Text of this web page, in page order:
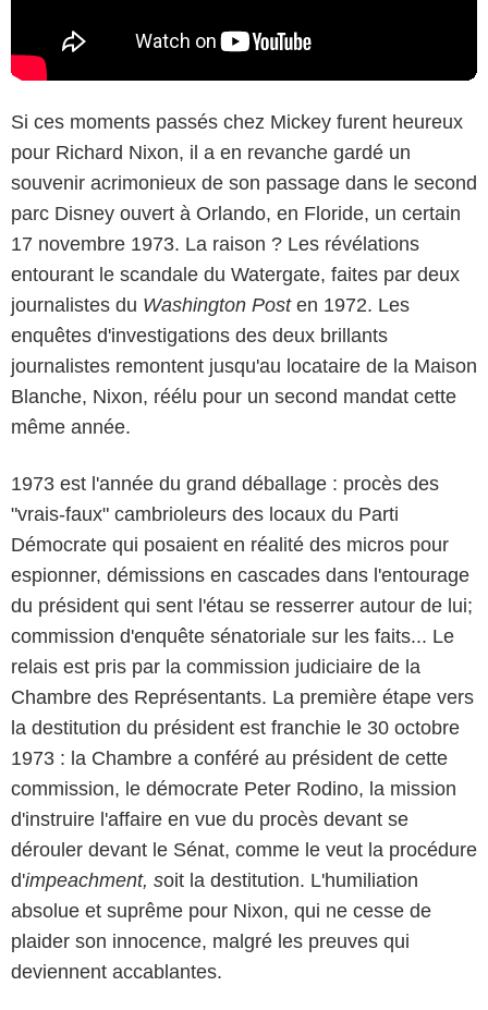
Si ces moments passés chez Mickey furent heureux
pour Richard Nixon, il a en revanche gardé un
souvenir acrimonieux de son passage dans le second
parc Disney ouvert à Orlando, en Floride, un certain
17 novembre 1973. La raison ? Les révélations
entourant le scandale du Watergate, faites par deux
journalistes du Washington Posten 1972. Les
enquêtes d'investigations des deux brillants
journalistes remontent jusqu'au locataire de la Maison
Blanche, Nixon, réélu pour un second mandat cette
même année.
1973 est l'année du grand déballage : procès des
"vrais-faux" cambrioleurs des locaux du Parti
Démocrate qui posaient en réalité des micros pour
espionner, démissions en cascades dans l'entourage
du président qui sent l'étau se resserrer autour de lui;
commission d'enquête sénatoriale sur les faits... Le
relais est pris par la commission judiciaire de la
Chambre des Représentants. La première étape vers
la destitution du président est franchie le 30 octobre
1973 : la Chambre a conféré au président de cette
commission, le démocrate Peter Rodino, la mission
d'instruire l'affaire en vue du procès devant se
dérouler devant le Sénat, comme le veut la procédure
d'impeachment, soit la destitution. L'humiliation
absolue et suprême pour Nixon, qui ne cesse de
plaider son innocence, malgré les preuves qui
deviennent accablantes.